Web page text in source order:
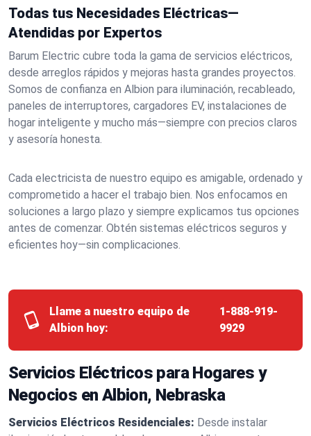
Todas tus Necesidades Eléctricas—
Atendidas por Expertos
Barum Electric cubre toda la gama de servicios eléctricos,
desde arreglos rápidos y mejoras hasta grandes proyectos.
Somos de confianza en Albion para iluminación, recableado,
paneles de interruptores, cargadores EV, instalaciones de
hogar inteligente y mucho más—siempre con precios claros
y asesoría honesta.
Cada electricista de nuestro equipo es amigable, ordenado y
comprometido a hacer el trabajo bien. Nos enfocamos en
soluciones a largo plazo y siempre explicamos tus opciones
antes de comenzar. Obtén sistemas eléctricos seguros y
eficientes hoy—sin complicaciones.
Llame a nuestro equipo de
Albion hoy:
1-888-919-
9929
Servicios Eléctricos para Hogares y
Negocios en Albion, Nebraska
Servicios Eléctricos Residenciales: Desde instalar